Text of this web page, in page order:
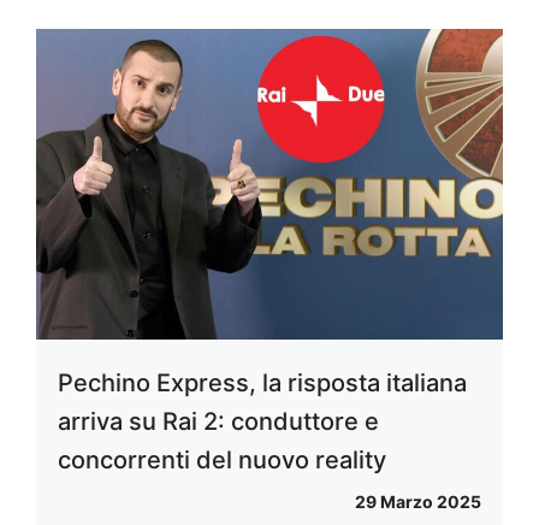
Pechino Express, la risposta italiana
arriva su Rai 2: conduttore e
concorrenti del nuovo reality
29 Marzo 2025